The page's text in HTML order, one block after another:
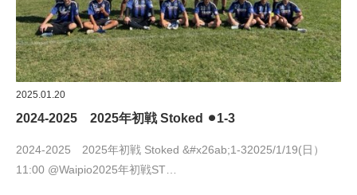
2025.01.20
2024-2025 2025年初戦 Stoked ⚫︎1-3
2024-2025 2025年初戦 Stoked &#x26ab;︎1-32025/1/19(日）
11:00 @Waipio2025年初戦ST…